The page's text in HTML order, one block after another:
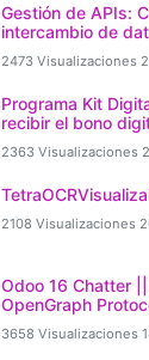
Gestión de APIs:
intercambio de
2473 Visualizaciones
Programa Kit
recibir el bono
2363 Visualizaciones
2108 Visualizaciones
Odoo 16 Chatter
OpenGraph
3658 Visualizaciones